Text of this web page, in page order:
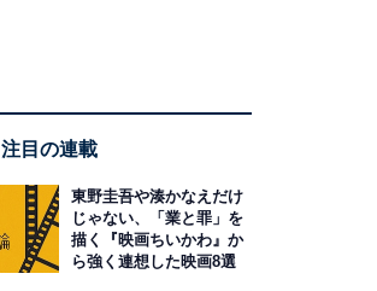
注目の連載
東野圭吾や湊かなえだけ
じゃない、「業と罪」を
描く『映画ちいかわ』か
ら強く連想した映画8選